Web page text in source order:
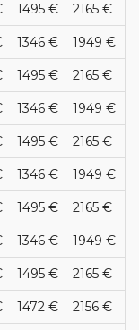
1495 € 2165 €
1346 € 1949 €
1495 € 2165 €
1346 € 1949 €
1495 € 2165 €
1346 € 1949 €
1495 € 2165 €
1346 € 1949 €
1495 € 2165 €
1472 € 2156 €